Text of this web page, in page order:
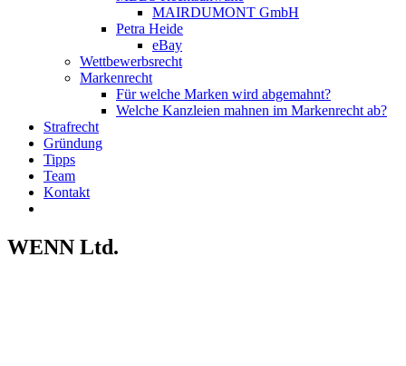
MAIRDUMONT GmbH
Petra Heide
eBay
Wettbewerbsrecht
Markenrecht
Für welche Marken wird abgemahnt?
Welche Kanzleien mahnen im Markenrecht ab?
Strafrecht
Gründung
Tipps
Team
Kontakt
WENN Ltd.